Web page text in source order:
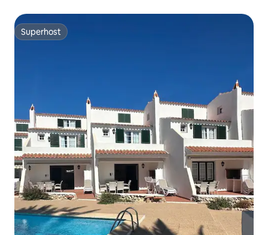
Superhost
Superhost